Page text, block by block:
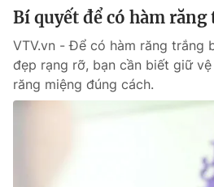
Bí quyết để có hàm răng
VTV.vn - Để có hàm răng trắng
đẹp rạng rỡ, bạn cần biết giữ
răng miệng đúng cách.